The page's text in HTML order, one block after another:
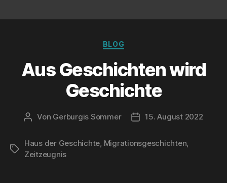
Kategorien
BLOG
Aus Geschich­ten wird
Geschichte
Beitragsautor
Von Gerburgis Sommer Veröffentlichungsdatum
15. August 2022
Schlagwörter
Haus der Geschichte Migrationsgeschichten
Zeitzeugnis